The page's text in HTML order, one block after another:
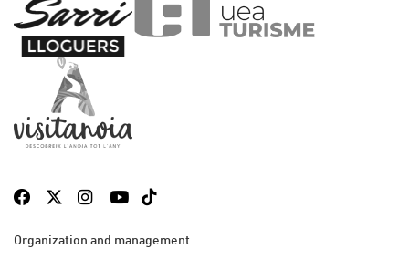
Organization and management